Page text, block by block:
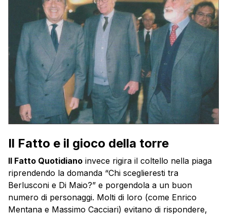
Il Fatto e il gioco della torre
Il Fatto Quotidiano invece rigira il coltello nella piaga
riprendendo la domanda “Chi sceglieresti tra
Berlusconi e Di Maio?” e porgendola a un buon
numero di personaggi. Molti di loro (come Enrico
Mentana e Massimo Cacciari) evitano di rispondere,